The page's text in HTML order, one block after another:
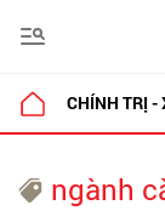
CHÍNH TRỊ -
ngành